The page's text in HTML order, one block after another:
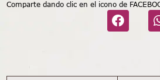
Comparte dando clic en el icono de